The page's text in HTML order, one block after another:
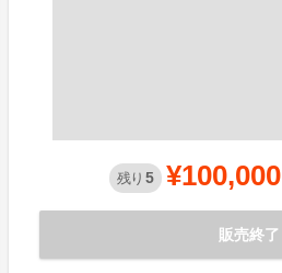
残り 5 ¥100,000
販売終了